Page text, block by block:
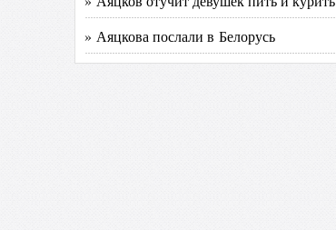
» Аяцкова послали в Белорусь